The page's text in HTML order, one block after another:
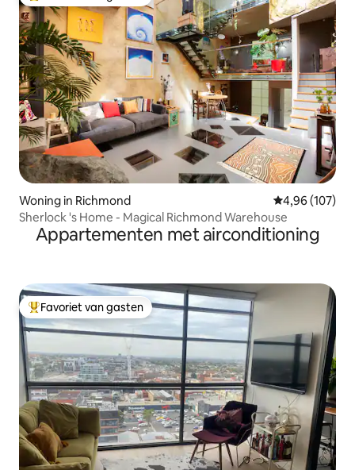
Woning in Richmond Gemiddelde
4,96 (107)
Sherlock 's Home - Magical Richmond Warehouse
Appartementen met airconditioning
Topfavoriet van gasten
Favoriet van gasten